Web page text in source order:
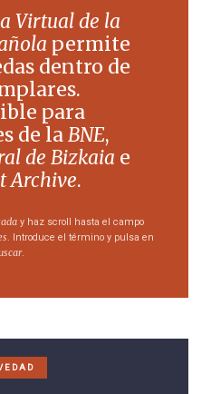
Virtual de la
permite
dentro de
para
de laBNE,
de Bizkaia e
Archive.
y haz scroll hasta el campo
. Introduce el término y pulsa en
.